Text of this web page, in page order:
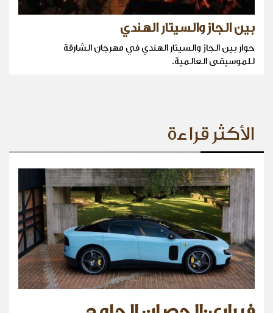
بين الجاز والسيتار الهندي
حوار بين الجاز والسيتار الهندي في مهرجان الشارقة
للموسيقى العالمية.
الأكثر قراءة